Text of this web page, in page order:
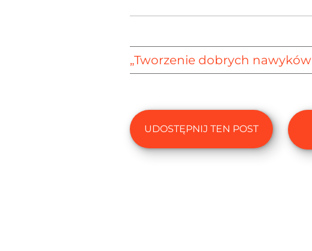
„Tworzenie dobrych nawyków
UDOSTĘPNIJ TEN POST